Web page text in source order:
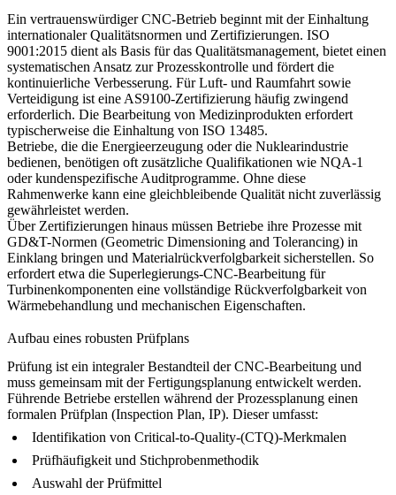
Ein vertrauenswürdiger CNC-Betrieb beginnt mit der Einhaltung
internationaler Qualitätsnormen und Zertifizierungen. ISO
9001:2015 dient als Basis für das Qualitätsmanagement, bietet einen
systematischen Ansatz zur Prozesskontrolle und fördert die
kontinuierliche Verbesserung. Für Luft- und Raumfahrt sowie
Verteidigung ist eine AS9100-Zertifizierung häufig zwingend
erforderlich. Die Bearbeitung von Medizinprodukten erfordert
typischerweise die Einhaltung von ISO 13485.
Betriebe, die die Energieerzeugung oder die Nuklearindustrie
bedienen, benötigen oft zusätzliche Qualifikationen wie NQA-1
oder kundenspezifische Auditprogramme. Ohne diese
Rahmenwerke kann eine gleichbleibende Qualität nicht zuverlässig
gewährleistet werden.
Über Zertifizierungen hinaus müssen Betriebe ihre Prozesse mit
GD&T-Normen (Geometric Dimensioning and Tolerancing) in
Einklang bringen und Materialrückverfolgbarkeit sicherstellen. So
erfordert etwa die Superlegierungs-CNC-Bearbeitung für
Turbinenkomponenten eine vollständige Rückverfolgbarkeit von
Wärmebehandlung und mechanischen Eigenschaften.
Aufbau eines robusten Prüfplans
Prüfung ist ein integraler Bestandteil der CNC-Bearbeitung und
muss gemeinsam mit der Fertigungsplanung entwickelt werden.
Führende Betriebe erstellen während der Prozessplanung einen
formalen Prüfplan (Inspection Plan, IP). Dieser umfasst:
Identifikation von Critical-to-Quality-(CTQ)-Merkmalen
Prüfhäufigkeit und Stichprobenmethodik
Auswahl der Prüfmittel